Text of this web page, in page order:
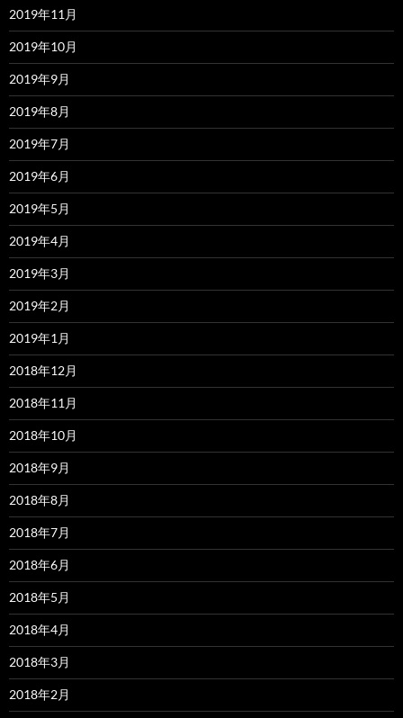
2019年11月
2019年10月
2019年9月
2019年8月
2019年7月
2019年6月
2019年5月
2019年4月
2019年3月
2019年2月
2019年1月
2018年12月
2018年11月
2018年10月
2018年9月
2018年8月
2018年7月
2018年6月
2018年5月
2018年4月
2018年3月
2018年2月